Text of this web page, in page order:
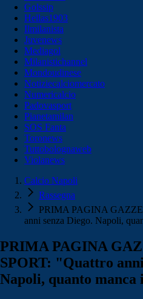
Golssip
Hellas1903
Ilmilanista
Juvenews
Mediagol
Milanistichannel
Mondoudinese
Notiziecalciomercato
Numericalcio
Padovasport
Pianetamilan
SOS Fanta
Toronews
Tuttobolognaweb
Violanews
Calcio Napoli
Rassegna
PRIMA PAGINA
anni senza Diego. Napoli,
PRIMA PAGINA
SPORT: "Quattro
Napoli, quanto manca